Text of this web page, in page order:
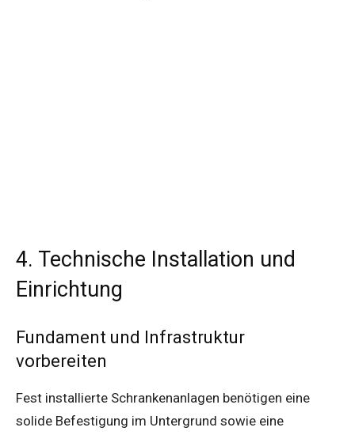
4. Technische Installation und
Einrichtung
Fundament und Infrastruktur
vorbereiten
Fest installierte Schrankenanlagen benötigen eine
solide Befestigung im Untergrund sowie eine